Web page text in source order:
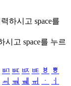
하시고 space를
시고 space를 누르
ㅴ ㅵ ㅶ ㅷ ㅸ
ㅹ
ㆉ ㆊ ㆋ ㆌ ㆍ
ㆎ